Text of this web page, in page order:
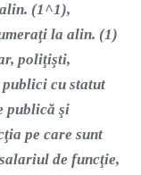
alin. (1^1),
la alin. (1)
poliţişti,
cu statut
publică şi
pe care sunt
de funcţie,